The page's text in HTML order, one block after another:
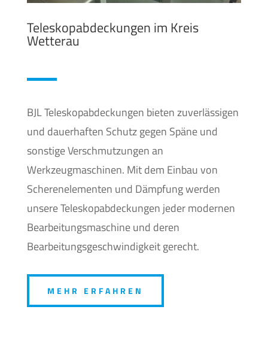
Teleskopabdeckungen im Kreis
Wetterau
BJL Teleskopabdeckungen bieten zuverlässigen
und dauerhaften Schutz gegen Späne und
sonstige Verschmutzungen an
Werkzeugmaschinen. Mit dem Einbau von
Scherenelementen und Dämpfung werden
unsere Teleskopabdeckungen jeder modernen
Bearbeitungsmaschine und deren
Bearbeitungsgeschwindigkeit gerecht.
MEHR ERFAHREN